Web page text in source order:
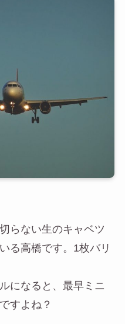
らない生のキャベツ
る高橋です。1枚バリ
になると、最早ミニ
すよね？